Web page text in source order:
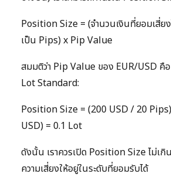
Position Size = (จำนวนเงินที่ยอมเสี่ย
เป็น Pips) x Pip Value
สมมติว่า Pip Value ของ EUR/USD คื
Lot Standard:
Position Size = (200 USD / 20
USD) = 0.1 Lot
ดังนั้น เราควรเปิด Position Size ไม่เกิ
ความเสี่ยงให้อยู่ในระดับที่ยอมรับได้